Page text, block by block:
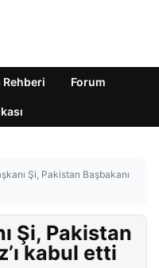
Rehberi Forum
Şi, Pakistan Başbakanı
Şi, Pakistan
kabul etti